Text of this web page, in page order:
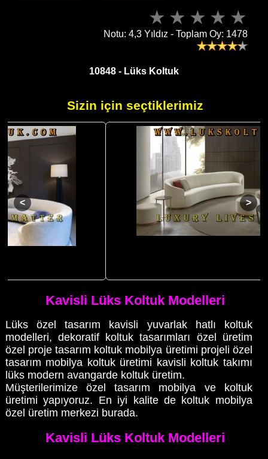
Notu: 4,3 Yıldız - Toplam Oy: 1478
10848 - Lüks Koltuk
Sizin için seçtiklerimiz
Kavisli Lüks Koltuk Modelleri
Lüks özel tasarım kavisli yuvarlak hatlı koltuk
modelleri, dekoratif koltuk tasarımları özel üretim
özel proje tasarım koltuk mobilya üretimi projeli özel
tasarım mobilya koltuk üretimi kavisli koltuk takımı
lüks modern avangarde koltuk üretim.
Müşterilerimize özel tasarım mobilya ve koltuk
üretimi yapıyoruz. En iyi kalite de koltuk mobilya
özel üretim merkezi burada.
Kavisli Lüks Koltuk Modelleri